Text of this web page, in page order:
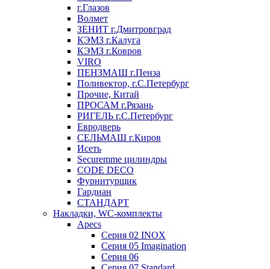
г.Глазов
Волмет
ЗЕНИТ г.Дмитровград
КЭМЗ г.Калуга
КЭМЗ г.Ковров
VIRO
ПЕНЗМАШ г.Пенза
Поливектор, г.С.Петербург
Прочие, Китай
ПРОСАМ г.Рязань
РИГЕЛЬ г.С.Петербург
Евродверь
СЕЛЬМАШ г.Киров
Исеть
Securemme цилиндры
CODE DECO
Фурнитурщик
Гардиан
СТАНДАРТ
Накладки, WC-комплекты
Apecs
Cерия 02 INOX
Cерия 05 Imagination
Cерия 06